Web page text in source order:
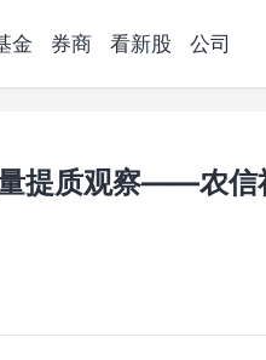
金 券商 看新股 公司
量提质观察——农